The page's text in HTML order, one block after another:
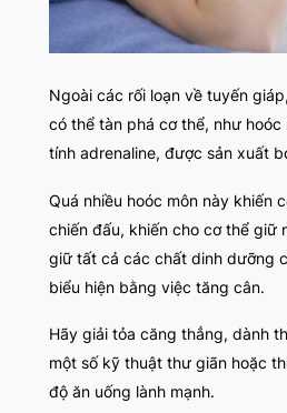
Ngoài các rối loạn về tuyến
có thể tàn phá cơ thể, như
tính adrenaline, được sản xuất
Quá nhiều hoóc môn này khiến
chiến đấu, khiến cho cơ thể giữ
giữ tất cả các chất dinh dưỡng
biểu hiện bằng việc tăng cân.
Hãy giải tỏa căng thẳng, dành
một số kỹ thuật thư giãn hoặc
độ ăn uống lành mạnh.